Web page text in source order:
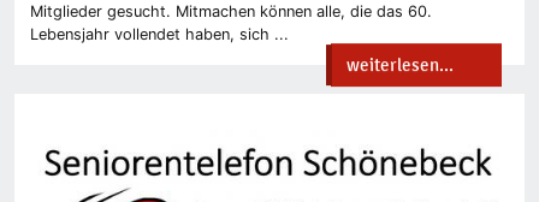
Mitglieder gesucht. Mitmachen können alle, die das 60.
Lebensjahr vollendet haben, sich ...
weiterlesen...